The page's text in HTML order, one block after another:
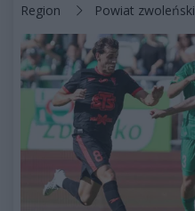
Kategorie artykułu:
Region Powiat zwoleński